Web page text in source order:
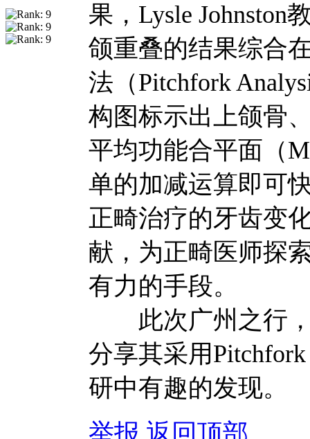
果，Lysle Johnston
颌重叠的结果综合
法（Pitchfork
构图标示出上颌骨
平均功能合平面（
单的加减运算即可
正畸治疗的牙齿变
献，为正畸医师探
有力的手段。
此次广州之行，
分享其采用
研中有趣的发现。